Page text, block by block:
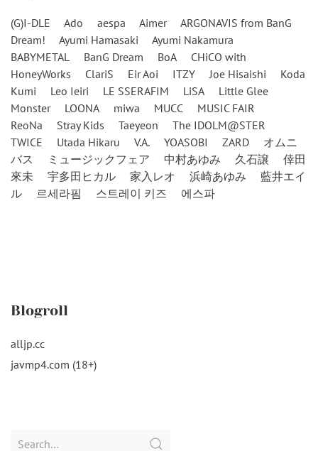
(G)I-DLE Ado aespa Aimer
ARGONAVIS from BanG
Dream!
Ayumi Hamasaki
Ayumi Nakamura
BABYMETAL
BanG Dream BoA
CHiCO with
HoneyWorks
ClariS Eir Aoi ITZY Joe Hisaishi
Koda
Kumi
Leo Ieiri LE SSERAFIM LiSA
Little Glee
Monster
LOONA miwa MUCC
MUSIC FAIR
ReoNa
Stray Kids Taeyeon
The IDOLM@STER
TWICE
Utada Hikaru V.A. YOASOBI ZARD
オムニ
バス
ミュージックフェア 中村あゆみ 久石譲
倖田
來未
宇多田ヒカル 家入レオ 浜崎あゆみ
藍井エイ
ル
르세라핌 스트레이 키즈 에스파
Blogroll
alljp.cc
javmp4.com (18+)
Search